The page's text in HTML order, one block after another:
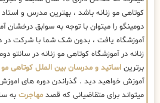
کوتاهی مو زنانه باشد ، بهترین مدرس و استاد
دومینگو را میتوان با توجه به سوابق درخشان
آموزشگاه یافت ، بدون شک شما با شرکت در
زنانه در آموزشگاه کوتاهی مو زنانه در
برترین اساتید و مدرسان بین الملل کوتاهی مو
آموزش خواهید دید . گذراندن دوره های
میتواند برای متقاضیانی که قصد مهاجرت به